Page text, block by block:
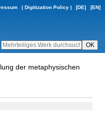
| Digitization Policy | [DE] [EN]
der metaphysischen